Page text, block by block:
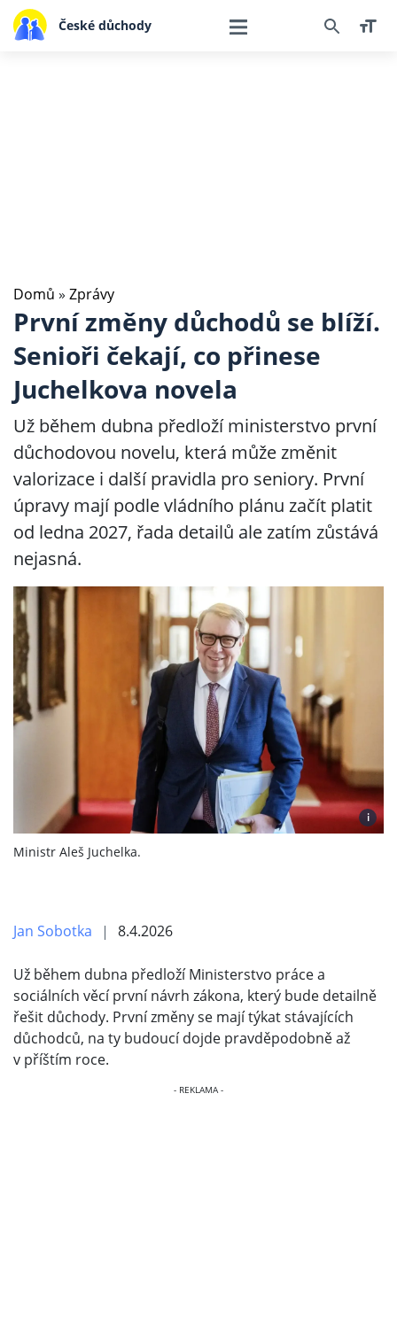
České důchody
Domů » Zprávy
První změny důchodů se blíží.
Senioři čekají, co přinese
Juchelkova novela
Už během dubna předloží ministerstvo první
důchodovou novelu, která může změnit
valorizace i další pravidla pro seniory. První
úpravy mají podle vládního plánu začít platit
od ledna 2027, řada detailů ale zatím zůstává
nejasná.
i
Ministr Aleš Juchelka.
Jan Sobotka 8.4.2026
Už během dubna předloží Ministerstvo práce a
sociálních věcí první návrh zákona, který bude detailně
řešit důchody. První změny se mají týkat stávajících
důchodců, na ty budoucí dojde pravděpodobně až
v příštím roce.